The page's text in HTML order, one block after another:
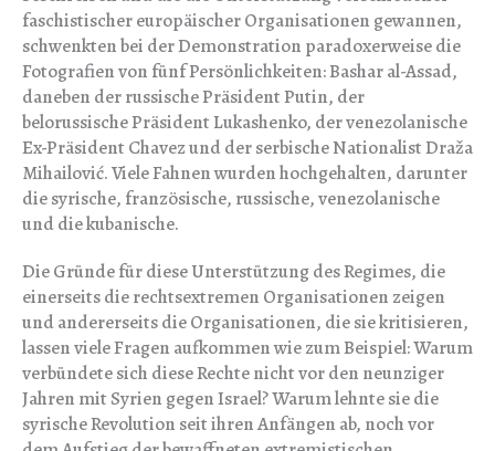
faschistischer europäischer Organisationen gewannen,
schwenkten bei der Demonstration paradoxerweise die
Fotografien von fünf Persönlichkeiten: Bashar al-Assad,
daneben der russische Präsident Putin, der
belorussische Präsident Lukashenko, der venezolanische
Ex-Präsident Chavez und der serbische Nationalist Draža
Mihailović. Viele Fahnen wurden hochgehalten, darunter
die syrische, französische, russische, venezolanische
und die kubanische.
Die Gründe für diese Unterstützung des Regimes, die
einerseits die rechtsextremen Organisationen zeigen
und andererseits die Organisationen, die sie kritisieren,
lassen viele Fragen aufkommen wie zum Beispiel: Warum
verbündete sich diese Rechte nicht vor den neunziger
Jahren mit Syrien gegen Israel? Warum lehnte sie die
syrische Revolution seit ihren Anfängen ab, noch vor